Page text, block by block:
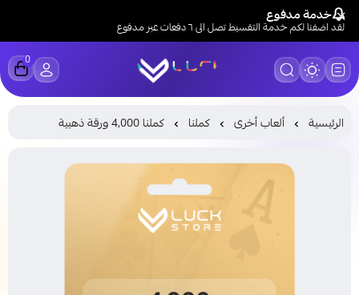
خدمة مدفوع
لقد اضفنا لكم خدمة التقسيط تصل الى ٦ دفعات عبر مدفوع
LUCK STORE
0
الرئيسية ألعاب أخرى كملنا كملنا 4,000 ورقة ذهبية